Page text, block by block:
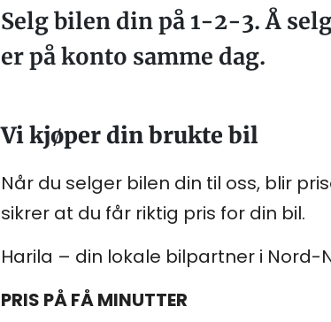
Selg bilen din på 1-2-3. Å
er på konto samme dag.
Vi kjøper din brukte bil
Når du selger bilen din til oss, blir
sikrer at du får riktig pris for din bil.
Harila – din lokale bilpartner i Nord-
PRIS PÅ FÅ MINUTTER